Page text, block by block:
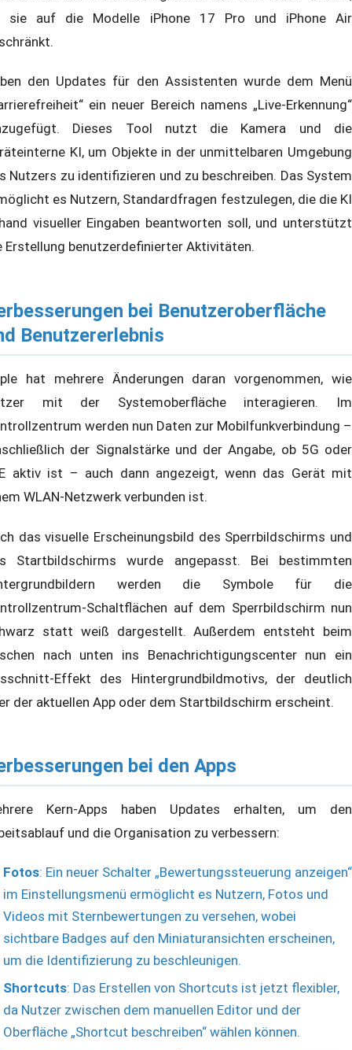
sie auf die Modelle iPhone 17 Pro und iPhone Air
den Updates für den Assistenten wurde dem Menü
ein neuer Bereich namens „Live-Erkennung“
Dieses Tool nutzt die Kamera und die
KI, um Objekte in der unmittelbaren Umgebung
Nutzers zu identifizieren und zu beschreiben. Das System
es Nutzern, Standardfragen festzulegen, die die KI
visueller Eingaben beantworten soll, und unterstützt
Erstellung benutzerdefinierter Aktivitäten.
bei Benutzeroberfläche
Benutzererlebnis
hat mehrere Änderungen daran vorgenommen, wie
mit der Systemoberfläche interagieren. Im
werden nun Daten zur Mobilfunkverbindung –
der Signalstärke und der Angabe, ob 5G oder
aktiv ist – auch dann angezeigt, wenn das Gerät mit
WLAN-Netzwerk verbunden ist.
das visuelle Erscheinungsbild des Sperrbildschirms und
Startbildschirms wurde angepasst. Bei bestimmten
werden die Symbole für die
Schaltflächen auf dem Sperrbildschirm nun
statt weiß dargestellt. Außerdem entsteht beim
nach unten ins Benachrichtigungscenter nun ein
Effekt des Hintergrundbildmotivs, der deutlich
der aktuellen App oder dem Startbildschirm erscheint.
bei den Apps
Kern-Apps haben Updates erhalten, um den
und die Organisation zu verbessern:
Fotos: Ein neuer Schalter „Bewertungssteuerung anzeigen“
im Einstellungsmenü ermöglicht es Nutzern, Fotos und
Videos mit Sternbewertungen zu versehen, wobei
sichtbare Badges auf den Miniaturansichten erscheinen,
um die Identifizierung zu beschleunigen.
Shortcuts: Das Erstellen von Shortcuts ist jetzt flexibler,
da Nutzer zwischen dem manuellen Editor und der
Oberfläche „Shortcut beschreiben“ wählen können.